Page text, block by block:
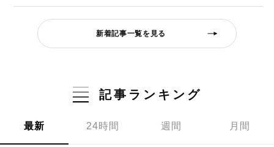
新着記事一覧を見る
記事ランキング
最新 24時間 週間 月間